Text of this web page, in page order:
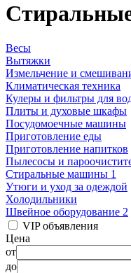
Весы
Вытяжки
Измельчение и
Климатическая техника
Кулеры и фильтры для
Плиты и духовые шкафы
Посудомоечные машины
Приготовление еды
Приготовление напитков
Пылесосы и
Стиральные машины 1
Утюги и уход за одеждой
Холодильники
Швейное оборудование 2
VIP объявления
Цена
от
до